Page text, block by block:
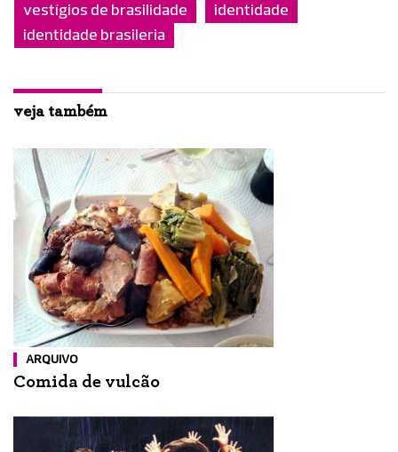
vestígios de brasilidade
identidade
identidade brasileria
veja também
ARQUIVO
Comida de vulcão